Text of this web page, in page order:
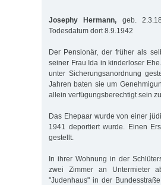
Josephy Hermann, geb.
Todesdatum dort 8.9.1942
Der Pensionär, der früher als
seiner Frau Ida in kinderloser
unter Sicherungsanordnung
Jahren baten sie um
allein verfügungsberechtigt sein
Das Ehepaar wurde von einer
1941 deportiert wurde. Einen
gestellt.
In ihrer Wohnung in der
zwei Zimmer an Untermieter
"Judenhaus" in der